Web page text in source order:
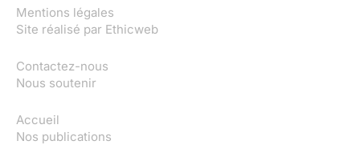
Mentions légales
Site réalisé par Ethicweb
Contactez-nous
Nous soutenir
Accueil
Nos publications